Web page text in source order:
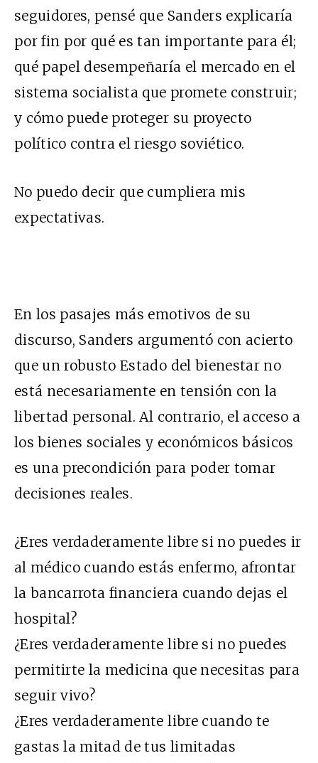
seguidores, pensé que Sanders explicaría
por fin por qué es tan importante para él;
qué papel desempeñaría el mercado en el
sistema socialista que promete construir;
y cómo puede proteger su proyecto
político contra el riesgo soviético.
No puedo decir que cumpliera mis
expectativas.
En los pasajes más emotivos de su
discurso, Sanders argumentó con acierto
que un robusto Estado del bienestar no
está necesariamente en tensión con la
libertad personal. Al contrario, el acceso a
los bienes sociales y económicos básicos
es una precondición para poder tomar
decisiones reales.
¿Eres verdaderamente libre si no puedes ir
al médico cuando estás enfermo, afrontar
la bancarrota financiera cuando dejas el
hospital?
¿Eres verdaderamente libre si no puedes
permitirte la medicina que necesitas para
seguir vivo?
¿Eres verdaderamente libre cuando te
gastas la mitad de tus limitadas